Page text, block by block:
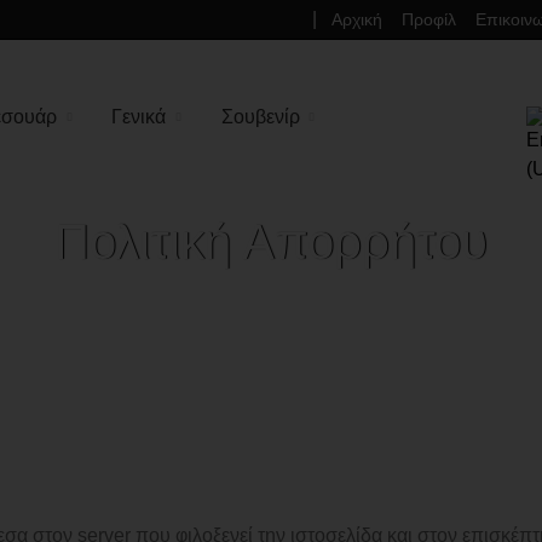
Facebook social link
Instagram social link
Αρχική Προφίλ
Γενικά Σουβενίρ
Πολιτική Απορρήτου
στον server που φιλοξενεί την ιστοσελίδα και στον